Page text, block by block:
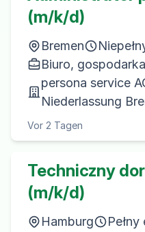
(m/k/d)
Bremen
Biuro,
persona service
Niederlassung
Vor 2 Tagen
Techniczny
(m/k/d)
Hamburg